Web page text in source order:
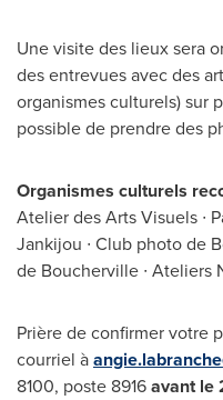
Une visite des lieux sera
des entrevues avec des
organismes culturels) sur
possible de prendre des
Organismes culturels
Atelier des Arts Visuels ∙
Jankijou ∙ Club photo de
de Boucherville ∙ Ateliers
Prière de confirmer votre
courriel à
8100, poste 8916avant le